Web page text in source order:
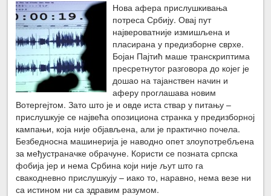
Нова афера прислушкивања
потреса Србију. Овај пут
највероватније измишљена и
пласирана у предизборне сврхе.
Бојан Пајтић маше транскриптима
пресретнутог разговора до којег је
дошао на тајанствен начин и
аферу проглашава новим
Вотергејтом. Зато што је и овде иста ствар у питању –
прислушкује се највећа опозициона странка у предизборној
кампањи, која није објављена, али је практично почела.
Безбедносна машинерија је наводно опет злоупотребљена
за међустраначке обрачуне. Користи се позната српска
фобија јер и нема Србина који није љут што га
свакодневно прислушкују – иако то, наравно, нема везе ни
са истином ни са здравим разумом.